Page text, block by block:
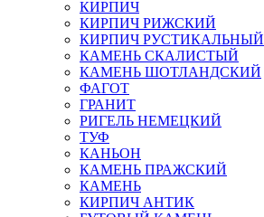
КИРПИЧ
КИРПИЧ РИЖСКИЙ
КИРПИЧ РУСТИКАЛЬНЫЙ
КАМЕНЬ СКАЛИСТЫЙ
КАМЕНЬ ШОТЛАНДСКИЙ
ФАГОТ
ГРАНИТ
РИГЕЛЬ НЕМЕЦКИЙ
ТУФ
КАНЬОН
КАМЕНЬ ПРАЖСКИЙ
КАМЕНЬ
КИРПИЧ АНТИК